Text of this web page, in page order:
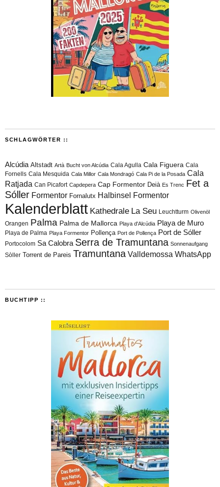
SCHLAGWÖRTER ::
Alcúdia Altstadt Artà Bucht von Alcúdia Cala Agulla Cala Figuera Cala
Fornells Cala Mesquida Cala Millor Cala Mondragó Cala Pi de la Posada Cala
Ratjada Can Picafort Capdepera Cap Formentor Deià Es Trenc Fet a
Sóller Formentor Fornalutx Halbinsel Formentor
Kalenderblatt Kathedrale La Seu Leuchtturm Olivenöl
Orangen Palma Palma de Mallorca Playa d'Alcúdia Playa de Muro
Playa de Palma Playa Formentor Pollença Port de Pollença Port de Sóller
Portocolom Sa Calobra Serra de Tramuntana Sonnenaufgang
Sòller Torrent de Pareis Tramuntana Valldemossa WhatsApp
BUCHTIPP ::